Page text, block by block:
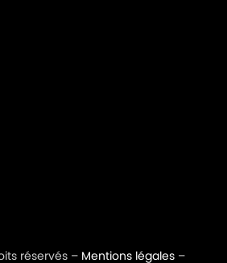
réservés – Mentions légales –